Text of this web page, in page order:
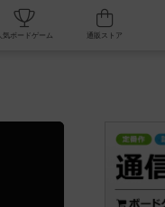
カフェ/店舗 人気ボードゲーム